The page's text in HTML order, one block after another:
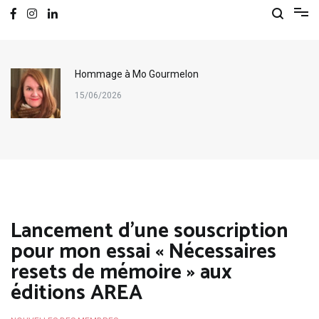
Hommage à Mo Gourmelon
15/06/2026
Lancement d’une souscription
pour mon essai « Nécessaires
resets de mémoire » aux
éditions AREA